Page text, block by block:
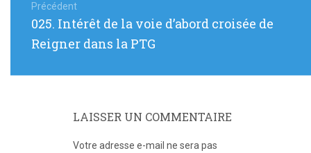
de
l’article
Précédent
Article
:
025. Intérêt de la voie d’abord croisée de
Reigner dans la PTG
LAISSER UN COMMENTAIRE
Votre adresse e-mail ne sera pas